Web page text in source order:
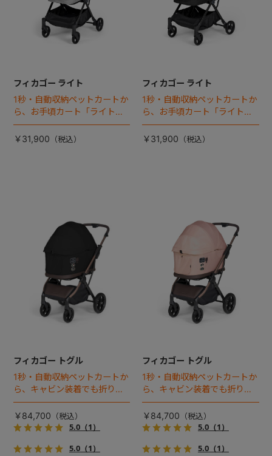
フィカゴー ライト
1秒・自動収納ペットカートか
ら、お手頃カート「ライト」
が登場！
￥31,900
フィカゴー ライト
1秒・自動収納ペットカートか
ら、お手頃カート「ライト」
が登場！
￥31,900
フィカゴー トグル
1秒・自動収納ペットカートか
ら、キャビン装着でも折りた
ためるモデルが登場！
￥84,700
5.0（1）
5.0（1）
フィカゴー トグル
1秒・自動収納ペットカートか
ら、キャビン装着でも折りた
ためるモデルが登場！
￥84,700
5.0（1）
5.0（1）